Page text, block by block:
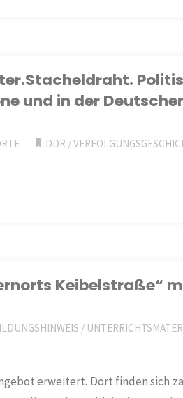
und in der
DDR /
Keibelstraße“
/
erweitert. Dort finden sich